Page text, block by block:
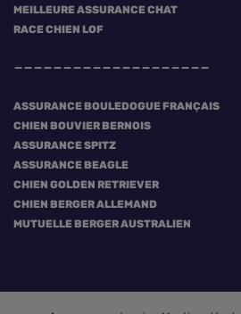
MEILLEURE ASSURANCE CHAT
RACE CHIEN LOF
ASSURANCE BOULEDOGUE FRANÇAIS
CHIEN BOUVIER BERNOIS
ASSURANCE SPITZ
ASSURANCE BEAGLE
CHIEN GOLDEN RETRIEVER
CHIEN BERGER ALLEMAND
MUTUELLE BERGER AUSTRALIEN